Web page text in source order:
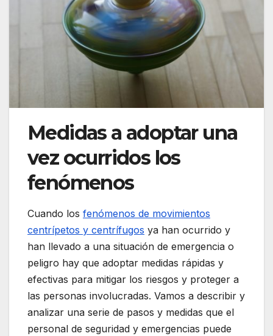
Medidas a adoptar una
vez ocurridos los
fenómenos
Cuando los fenómenos de movimientos
centrípetos y centrífugos ya han ocurrido y
han llevado a una situación de emergencia o
peligro hay que adoptar medidas rápidas y
efectivas para mitigar los riesgos y proteger a
las personas involucradas. Vamos a describir y
analizar una serie de pasos y medidas que el
personal de seguridad y emergencias puede